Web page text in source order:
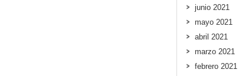
junio 2021
mayo 2021
abril 2021
marzo 2021
febrero 2021